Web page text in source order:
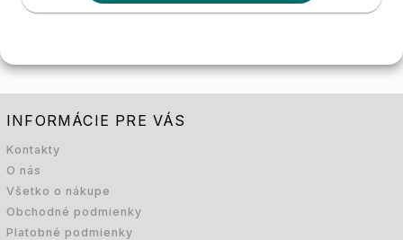
INFORMÁCIE PRE VÁS
Kontakty
O nás
Všetko o nákupe
Obchodné podmienky
Platobné podmienky